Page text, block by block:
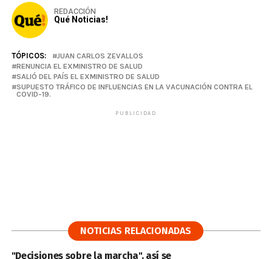
REDACCIÓN
Qué Noticias!
TÓPICOS:
JUAN CARLOS ZEVALLOS
RENUNCIA EL EXMINISTRO DE SALUD
SALIÓ DEL PAÍS EL EXMINISTRO DE SALUD
SUPUESTO TRÁFICO DE INFLUENCIAS EN LA VACUNACIÓN CONTRA EL
COVID-19.
PUBLICIDAD
NOTICIAS RELACIONADAS
"Decisiones sobre la marcha", así se